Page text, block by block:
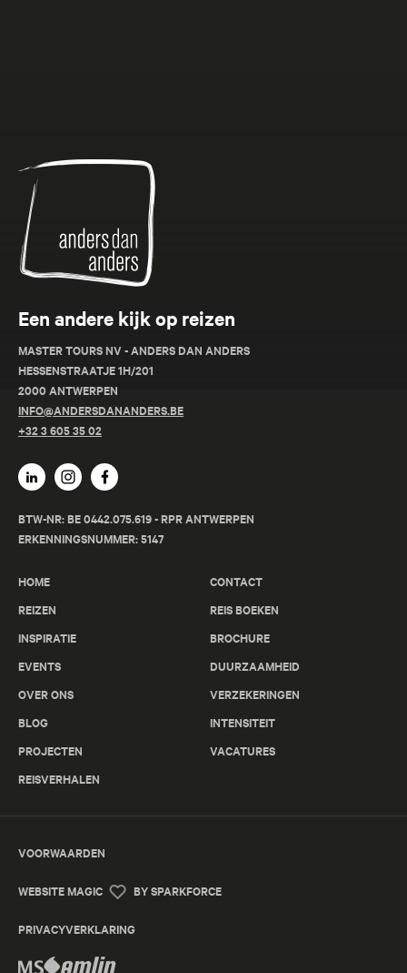
Anders
dan
Anders
Een andere kijk op reizen
MASTER TOURS NV - ANDERS DAN ANDERS
HESSENSTRAATJE 1H/201
2000 ANTWERPEN
INFO@ANDERSDANANDERS.BE
+32 3 605 35 02
BTW-NR: BE 0442.075.619 - RPR ANTWERPEN
ERKENNINGSNUMMER: 5147
HOME
REIZEN
INSPIRATIE
EVENTS
OVER ONS
BLOG
PROJECTEN
REISVERHALEN
CONTACT
REIS BOEKEN
BROCHURE
DUURZAAMHEID
VERZEKERINGEN
INTENSITEIT
VACATURES
VOORWAARDEN
WEBSITE MAGIC BY SPARKFORCE
PRIVACYVERKLARING